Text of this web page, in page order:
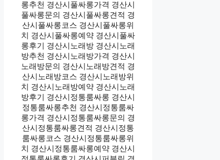
롱추천 경산시풀싸롱가격 경산시
풀싸롱문의 경산시풀싸롱견적 경
산시풀싸롱코스 경산시풀싸롱위
치 경산시풀싸롱예약 경산시풀싸
롱후기 경산시노래방 경산시노래
방추천 경산시노래방가격 경산시
노래방문의 경산시노래방견적 경
산시노래방코스 경산시노래방위
치 경산시노래방예약 경산시노래
방후기 경산시정통룸싸롱 경산시
정통룸싸롱추천 경산시정통룸싸
롱가격 경산시정통룸싸롱문의 경
산시정통룸싸롱견적 경산시정통
룸싸롱코스 경산시정통룸싸롱위
치 경산시정통룸싸롱예약 경산시